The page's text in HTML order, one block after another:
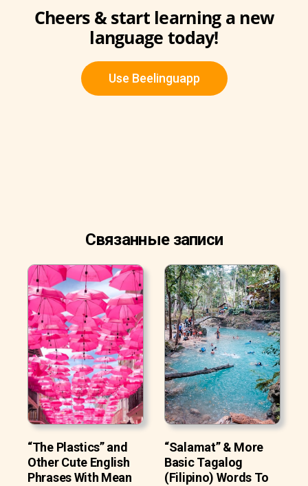
Cheers & start learning a new
language today!
Use Beelinguapp
Связанные записи
“The Plastics” and
Other Cute English
Phrases With Mean
“Salamat” & More
Basic Tagalog
(Filipino) Words To